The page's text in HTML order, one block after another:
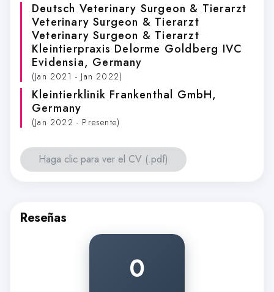
Deutsch Veterinary Surgeon & Tierarzt
Veterinary Surgeon & Tierarzt
Veterinary Surgeon & Tierarzt
Kleintierpraxis Delorme Goldberg IVC
Evidensia, Germany
(Jan 2021 - Jan 2022)
Kleintierklinik Frankenthal GmbH,
Germany
(Jan 2022 - Presente)
Haga clic para ver el CV (.pdf)
Reseñas
0